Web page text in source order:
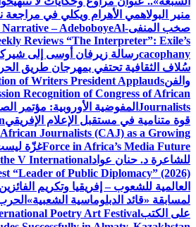
منير البولاهمي الأهرام ويكلي في مراجعة
صخب المنفى
– AdeboboyeAl-
Reviews “The Interpreter”: Exile’s
cacophanyرسالة زيرفان أوسى إلى
سُلاف الثقافية تحتفي بمهرجان طريق
والفنof Writers President Applauds
Recognition of Congress of African
Journalists
قوة متنامية في مستقبل الإعلام الإفريقي
African Journalists (CAJ) as a Growing
Force in Africa’s Media Futureغزّة
للشاعرة د. حنان عوادV International
“Leader of Public Diplomacy” (2026)
العالمية للشعوب – إفريقيا وتكريم
لمسابقة «قائد الدبلوماسية الشعبية»
على الكتبPoetry Art Festival